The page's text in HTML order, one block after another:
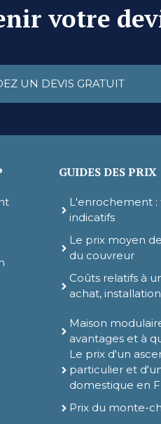
votre
UN DEVIS GRATUIT
GUIDES DES PRIX
L'enrochement :
indicatifs
Le prix moyen
du couvreur
Coûts relatifs à
achat,
Maison
avantages et à
Le prix d'un
particulier et
domestique en
Prix du monte-